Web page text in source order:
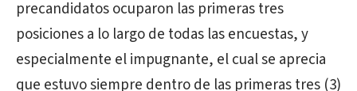
precandidatos ocuparon las primeras tres
posiciones a lo largo de todas las encuestas, y
especialmente el impugnante, el cual se aprecia
que estuvo siempre dentro de las primeras tres (3)